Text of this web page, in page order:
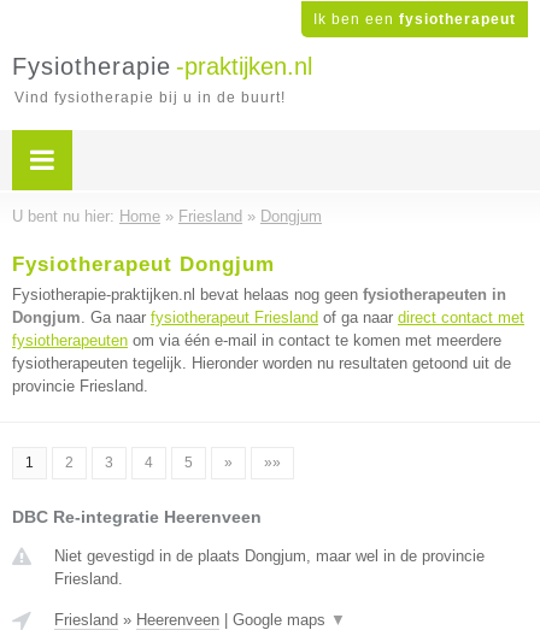
Ik ben een fysiotherapeut
Fysiotherapie -praktijken.nl
Vind fysiotherapie bij u in de buurt!
U bent nu hier: Home » Friesland » Dongjum
Fysiotherapeut Dongjum
Fysiotherapie-praktijken.nl bevat helaas nog geen fysiotherapeuten in
Dongjum. Ga naar fysiotherapeut Friesland of ga naar direct contact met
fysiotherapeuten om via één e-mail in contact te komen met meerdere
fysiotherapeuten tegelijk. Hieronder worden nu resultaten getoond uit de
provincie Friesland.
1 2 3 4 5 » »»
DBC Re-integratie Heerenveen
Niet gevestigd in de plaats Dongjum, maar wel in de provincie
Friesland.
Friesland » Heerenveen Google maps ▼